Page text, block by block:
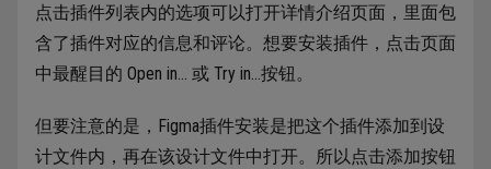
点击插件列表内的选项可以打开详情介绍页面，里面包
含了插件对应的信息和评论。想要安装插件，点击页面
中最醒目的 Open in… 或 Try in…按钮。
但要注意的是，Figma插件安装是把这个插件添加到设
计文件内，再在该设计文件中打开。所以点击添加按钮